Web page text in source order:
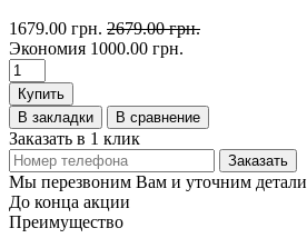
1679.00 грн. 2679.00 грн.
Экономия 1000.00 грн.
Купить
В закладки
В сравнение
Заказать в 1 клик
Заказать
Мы перезвоним Вам и уточним детали
До конца акции
Преимущество